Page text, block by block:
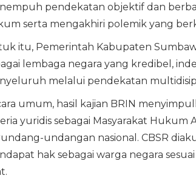
pendekatan objektif dan
serta mengakhiri polemik yang
itu, Pemerintah Kabupaten
lembaga negara yang kredibel,
melalui pendekatan
umum, hasil kajian BRIN
yuridis sebagai Masyarakat
undangan nasional. CBSR
hak sebagai warga negara